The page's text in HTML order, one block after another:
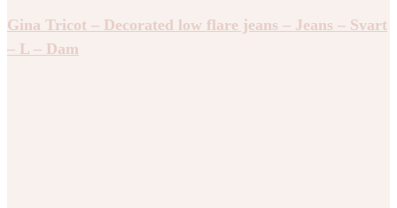
Gina Tricot – Decorated low flare jeans – Jeans – Svart
– L – Dam